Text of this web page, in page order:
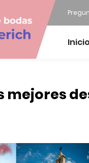
Inicio
mejores